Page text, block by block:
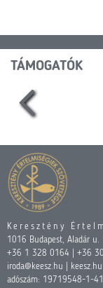
TÁMOGATÓK
Keresztény
1016 Budapest, Aladár u.
+36 1 328 0164 | +36
iroda@keesz.hu | keesz.hu
adószám: 19719548-1-41